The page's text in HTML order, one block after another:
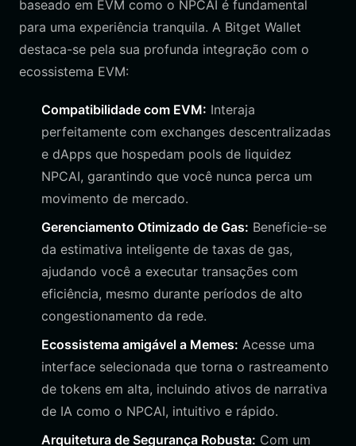
baseado em EVM como o NPCAI é fundamental
para uma experiência tranquila. A Bitget Wallet
destaca-se pela sua profunda integração com o
ecossistema EVM:
Compatibilidade com EVM: Interaja
perfeitamente com exchanges descentralizadas
e dApps que hospedam pools de liquidez
NPCAI, garantindo que você nunca perca um
movimento de mercado.
Gerenciamento Otimizado de Gas: Beneficie-se
da estimativa inteligente de taxas de gas,
ajudando você a executar transações com
eficiência, mesmo durante períodos de alto
congestionamento da rede.
Ecossistema amigável a Memes: Acesse uma
interface selecionada que torna o rastreamento
de tokens em alta, incluindo ativos de narrativa
de IA como o NPCAI, intuitivo e rápido.
Arquitetura de Segurança Robusta: Com um